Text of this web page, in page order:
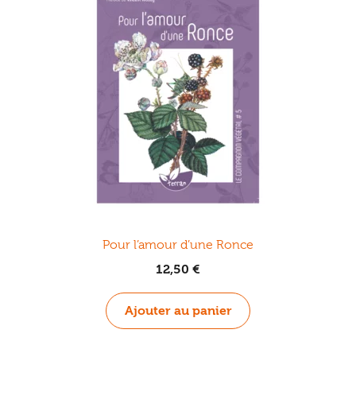
Pour l’amour d’une Ronce
12,50 €
Ajouter au panier